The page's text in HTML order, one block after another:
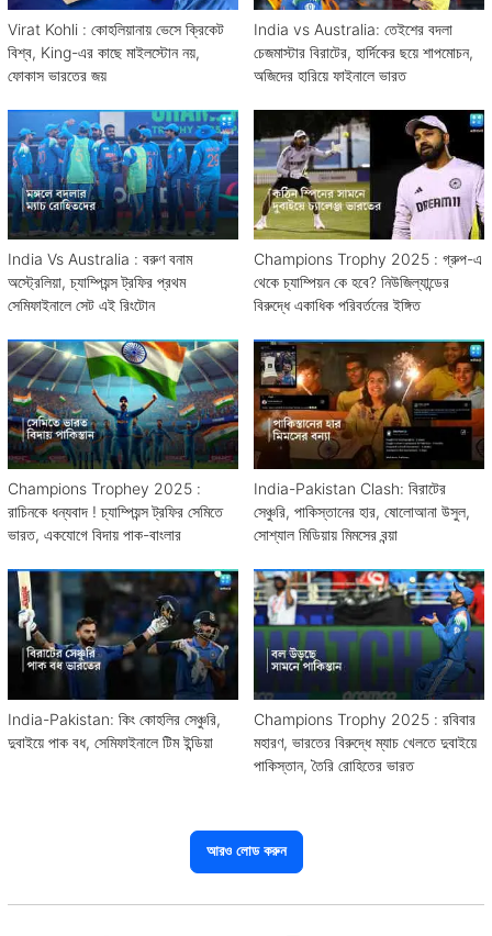
Virat Kohli : কোহলিয়ানায় ভেসে ক্রিকেট
বিশ্ব, King-এর কাছে মাইলস্টোন নয়,
ফোকাস ভারতের জয়
India vs Australia: তেইশের বদলা
চেজমাস্টার বিরাটের, হার্দিকের ছয়ে শাপমোচন,
অজিদের হারিয়ে ফাইনালে ভারত
India Vs Australia : বরুণ বনাম
অস্ট্রেলিয়া, চ্যাম্পিয়ন্স ট্রফির প্রথম
সেমিফাইনালে সেট এই রিংটোন
Champions Trophy 2025 : গ্রুপ-এ
থেকে চ্যাম্পিয়ন কে হবে? নিউজিল্যান্ডের
বিরুদ্ধে একাধিক পরিবর্তনের ইঙ্গিত
Champions Trophey 2025 :
রাচিনকে ধন্যবাদ ! চ্যাম্পিয়ন্স ট্রফির সেমিতে
ভারত, একযোগে বিদায় পাক-বাংলার
India-Pakistan Clash: বিরাটের
সেঞ্চুরি, পাকিস্তানের হার, ষোলোআনা উসুল,
সোশ্যাল মিডিয়ায় মিমসের বন্য়া
India-Pakistan: কিং কোহলির সেঞ্চুরি,
দুবাইয়ে পাক বধ, সেমিফাইনালে টিম ইন্ডিয়া
Champions Trophy 2025 : রবিবার
মহারণ, ভারতের বিরুদ্ধে ম্যাচ খেলতে দুবাইয়ে
পাকিস্তান, তৈরি রোহিতের ভারত
আরও লোড করুন